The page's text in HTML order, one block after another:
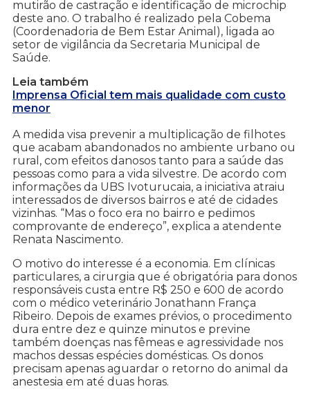
mutirão de castração e identificação de microchip
deste ano. O trabalho é realizado pela Cobema
(Coordenadoria de Bem Estar Animal), ligada ao
setor de vigilância da Secretaria Municipal de
Saúde.
Leia também
Imprensa Oficial tem mais qualidade com custo
menor
A medida visa prevenir a multiplicação de filhotes
que acabam abandonados no ambiente urbano ou
rural, com efeitos danosos tanto para a saúde das
pessoas como para a vida silvestre. De acordo com
informações da UBS Ivoturucaia, a iniciativa atraiu
interessados de diversos bairros e até de cidades
vizinhas. “Mas o foco era no bairro e pedimos
comprovante de endereço”, explica a atendente
Renata Nascimento.
O motivo do interesse é a economia. Em clínicas
particulares, a cirurgia que é obrigatória para donos
responsáveis custa entre R$ 250 e 600 de acordo
com o médico veterinário Jonathann França
Ribeiro. Depois de exames prévios, o procedimento
dura entre dez e quinze minutos e previne
também doenças nas fêmeas e agressividade nos
machos dessas espécies domésticas. Os donos
precisam apenas aguardar o retorno do animal da
anestesia em até duas horas.